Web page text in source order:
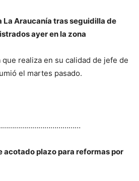
La Araucanía tras seguidilla de
ayer en la zona
realiza en su calidad de jefe de
el martes pasado.
acotado plazo para reformas por